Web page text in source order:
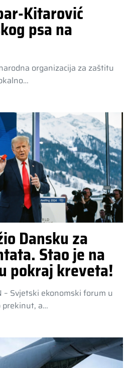
Kitarović
psa na
organizacija za zaštitu
Dansku za
Stao je na
pokraj kreveta!
– Svjetski ekonomski forum u
prekinut, a…